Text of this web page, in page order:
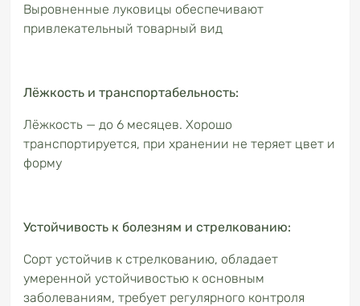
Выровненные луковицы обеспечивают
привлекательный товарный вид
Лёжкость и транспортабельность:
Лёжкость — до 6 месяцев. Хорошо
транспортируется, при хранении не теряет цвет и
форму
Устойчивость к болезням и стрелкованию:
Сорт устойчив к стрелкованию, обладает
умеренной устойчивостью к основным
заболеваниям, требует регулярного контроля